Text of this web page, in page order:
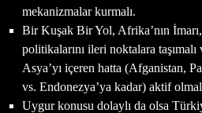
mekanizmalar kurmalı.
Bir Kuşak Bir Yol, Afrika’nın
politikalarını ileri noktalara
Asya’yı içeren hatta (Afganistan,
vs. Endonezya’ya kadar) aktif
Uygur konusu dolaylı da olsa